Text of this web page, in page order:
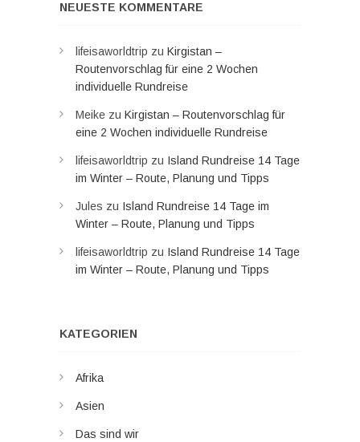
NEUESTE KOMMENTARE
lifeisaworldtrip zu Kirgistan –
Routenvorschlag für eine 2 Wochen
individuelle Rundreise
Meike zu Kirgistan – Routenvorschlag für
eine 2 Wochen individuelle Rundreise
lifeisaworldtrip zu Island Rundreise 14 Tage
im Winter – Route, Planung und Tipps
Jules zu Island Rundreise 14 Tage im
Winter – Route, Planung und Tipps
lifeisaworldtrip zu Island Rundreise 14 Tage
im Winter – Route, Planung und Tipps
KATEGORIEN
Afrika
Asien
Das sind wir